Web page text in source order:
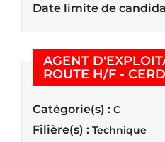
Date limite de
AGENT
ROUTE H/F -
Catégorie(s) : C
Filière(s) : Technique